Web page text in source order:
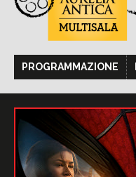
PROGRAMMAZIONE